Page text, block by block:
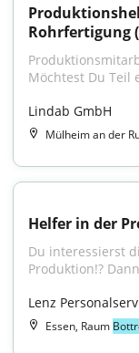
Rohrfertigung
Möchtest Du Teil
Lindab GmbH
Mülheim an der
Helfer in der
Du interessierst
Produktion!?
Lenz
Essen, Raum